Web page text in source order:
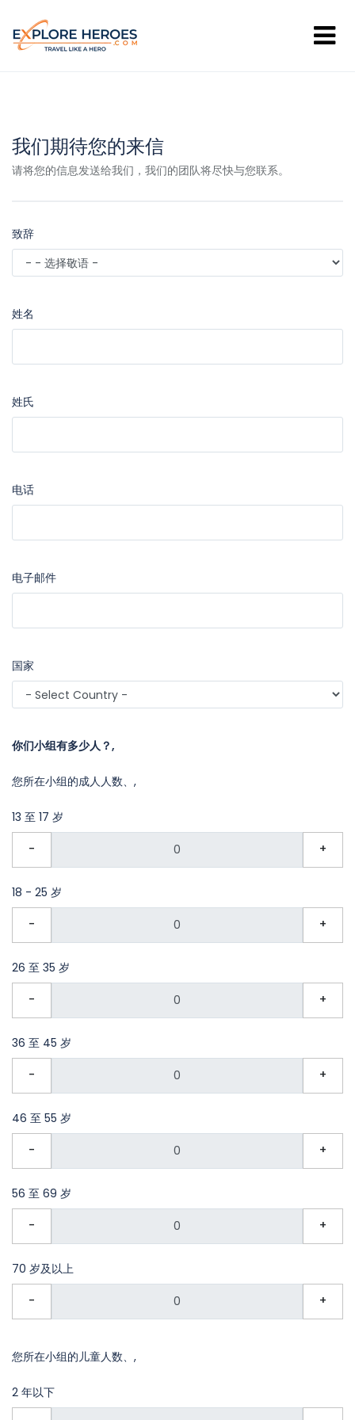
我们期待您的来信
请将您的信息发送给我们，我们的团队将尽快与您联系。
致辞
姓名
姓氏
电话
电子邮件
国家
你们小组有多少人？,
您所在小组的成人人数、,
13 至 17 岁
-
+
18 - 25 岁
-
+
26 至 35 岁
-
+
36 至 45 岁
-
+
46 至 55 岁
-
+
56 至 69 岁
-
+
70 岁及以上
-
+
您所在小组的儿童人数、,
2 年以下